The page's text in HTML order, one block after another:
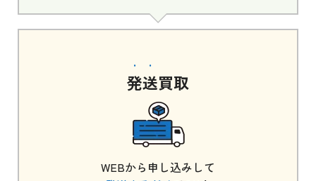
発送買取
WEBから申し込みして